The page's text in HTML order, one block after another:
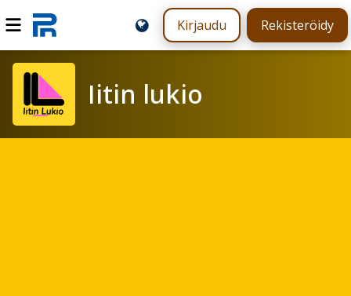
Kirjaudu Rekisteröidy
Iitin lukio